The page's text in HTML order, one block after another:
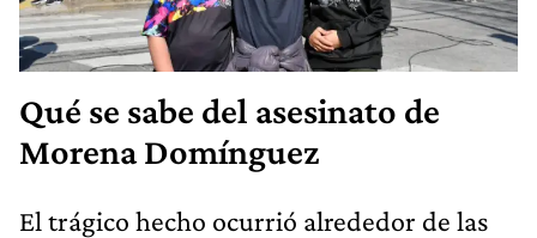
Qué se sabe del asesinato de
Morena Domínguez
El trágico hecho ocurrió alrededor de las